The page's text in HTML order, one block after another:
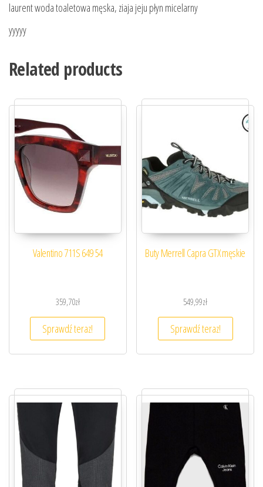
laurent woda toaletowa męska, ziaja jeju płyn micelarny
yyyyy
Related products
Valentino 711S 649 54
359,70zł
Sprawdź teraz!
Buty Merrell Capra GTX męskie
549,99zł
Sprawdź teraz!